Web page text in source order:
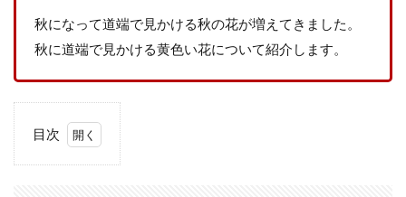
秋になって道端で見かける秋の花が増えてきました。
秋に道端で見かける黄色い花について紹介します。
目次